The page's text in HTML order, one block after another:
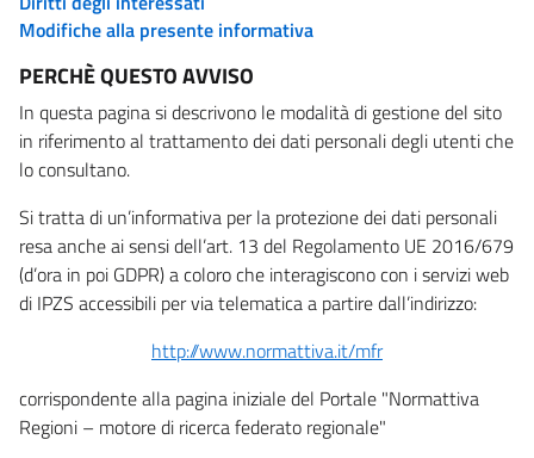
Modifiche alla presente informativa
PERCHÈ QUESTO AVVISO
In questa pagina si descrivono le modalità di gestione del sito
in riferimento al trattamento dei dati personali degli utenti che
lo consultano.
Si tratta di un’informativa per la protezione dei dati personali
resa anche ai sensi dell’art. 13 del Regolamento UE 2016/679
(d’ora in poi GDPR) a coloro che interagiscono con i servizi web
di IPZS accessibili per via telematica a partire dall’indirizzo:
http://www.normattiva.it/mfr
corrispondente alla pagina iniziale del Portale "Normattiva
Regioni – motore di ricerca federato regionale"